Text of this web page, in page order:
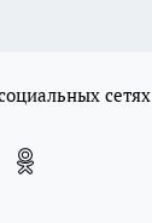
сетях